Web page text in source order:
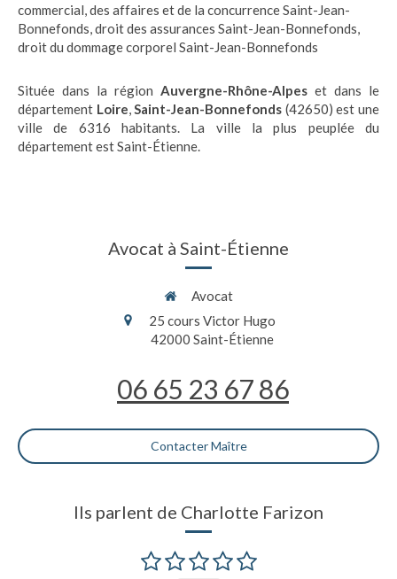
commercial, des affaires et de la concurrence Saint-Jean-
Bonnefonds,droit des assurances Saint-Jean-Bonnefonds,
droit du dommage corporel Saint-Jean-Bonnefonds
Située dans la région Auvergne-Rhône-Alpes et dans le
département Loire,Saint-Jean-Bonnefonds (42650) est une
ville de 6316 habitants. La ville la plus peuplée du
département est Saint-Étienne.
Avocat à Saint-Étienne
Avocat
25 cours Victor Hugo
42000 Saint-Étienne
06 65 23 67 86
Contacter Maître
Ils parlent de Charlotte Farizon